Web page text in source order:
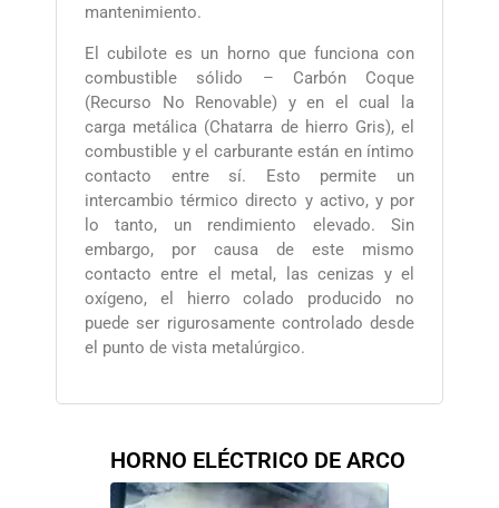
mantenimiento.
El cubilote es un horno que funciona con
combustible sólido – Carbón Coque
(Recurso No Renovable) y en el cual la
carga metálica (Chatarra de hierro Gris), el
combustible y el carburante están en íntimo
contacto entre sí. Esto permite un
intercambio térmico directo y activo, y por
lo tanto, un rendimiento elevado. Sin
embargo, por causa de este mismo
contacto entre el metal, las cenizas y el
oxígeno, el hierro colado producido no
puede ser rigurosamente controlado desde
el punto de vista metalúrgico.
HORNO ELÉCTRICO DE ARCO